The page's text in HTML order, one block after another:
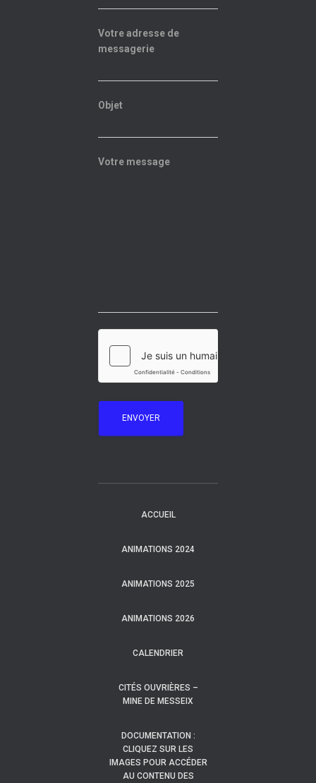
Votre adresse de
messagerie
Objet
Votre message
ACCUEIL
ANIMATIONS 2024
ANIMATIONS 2025
ANIMATIONS 2026
CALENDRIER
CITÉS OUVRIÈRES –
MINE DE MESSEIX
DOCUMENTATION :
CLIQUEZ SUR LES
IMAGES POUR ACCÉDER
AU CONTENU DES